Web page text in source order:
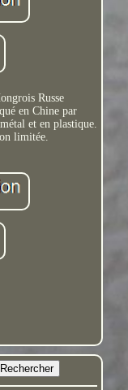
Russe
en Chine par
et en plastique.
limitée.